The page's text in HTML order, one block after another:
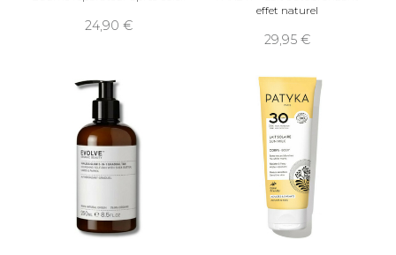
24,90
effet naturel
29,95